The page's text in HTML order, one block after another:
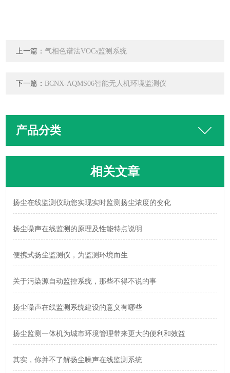
上一篇：气相色谱法VOCs监测系统
下一篇： BCNX-AQMS06智能无人机环境监测仪
产品分类
相关文章
扬尘在线监测仪助您实现实时监测扬尘浓度的变化
扬尘噪声在线监测的原理及性能特点说明
便携式扬尘监测仪，为监测环境而生
关于污染源自动监控系统，那些不得不说的事
扬尘噪声在线监测系统建设的意义有哪些
扬尘监测一体机为城市环境管理带来更大的便利和效益
其实，你并不了解扬尘噪声在线监测系统